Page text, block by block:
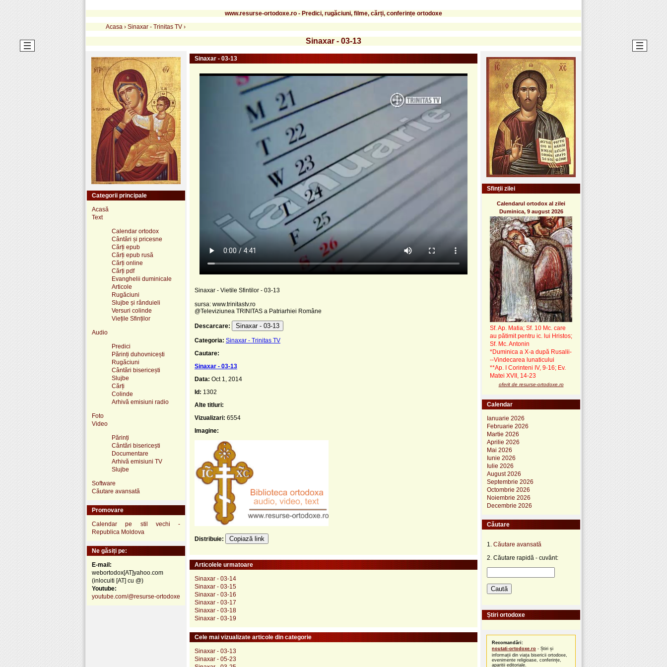
www.resurse-ortodoxe.ro - Predici, rugăciuni, filme, cărți, conferințe ortodoxe
Acasa › Sinaxar - Trinitas TV ›
Sinaxar - 03-13
Sinaxar - 03-13
Sinaxar - Vietile Sfintilor - 03-13
sursa: www.trinitastv.ro
@Televiziunea TRINITAS a Patriarhiei Române
Descarcare: Sinaxar - 03-13
Categoria: Sinaxar - Trinitas TV
Cautare:
Sinaxar - 03-13
Data: Oct 1, 2014
Id: 1302
Alte titluri:
Vizualizari: 6554
Imagine:
Distribuie: Copiază link
Articolele urmatoare
Sinaxar - 03-14
Sinaxar - 03-15
Sinaxar - 03-16
Sinaxar - 03-17
Sinaxar - 03-18
Sinaxar - 03-19
Cele mai vizualizate articole din categorie
Sinaxar - 03-13
Sinaxar - 05-23
Categorii principale
Acasă
Text
Calendar ortodox
Cântări și pricesne
Cărți epub
Cărți epub rusă
Cărți online
Cărți pdf
Evanghelii duminicale
Articole
Rugăciuni
Slujbe și rânduieli
Versuri colinde
Viețile Sfinților
Audio
Predici
Părinți duhovnicești
Rugăciuni
Cântări bisericești
Slujbe
Cărți
Colinde
Arhivă emisiuni radio
Foto
Video
Părinți
Cântări bisericești
Documentare
Arhivă emisiuni TV
Slujbe
Software
Căutare avansată
Promovare
Calendar pe stil vechi -
Republica Moldova
Ne găsiți pe:
E-mail:
webortodox[AT]yahoo.com
(inlocuiti [AT] cu @)
Youtube:
youtube.com/@resurse-ortodoxe
Sfinții zilei
Calendarul ortodox al zilei
Duminica, 9 august 2026
Sf. Ap. Matia; Sf. 10 Mc. care
au pătimit pentru ic. lui Hristos;
Sf. Mc. Antonin
*Duminica a X-a după Rusalii-
--Vindecarea lunaticului
**Ap. I Corinteni IV, 9-16; Ev.
Matei XVII, 14-23
oferit de resurse-ortodoxe.ro
Calendar
Ianuarie 2026
Februarie 2026
Martie 2026
Aprilie 2026
Mai 2026
Iunie 2026
Iulie 2026
August 2026
Septembrie 2026
Octombrie 2026
Noiembrie 2026
Decembrie 2026
Căutare
1. Căutare avansată
2. Căutare rapidă - cuvânt:
Știri ortodoxe
Recomandări:
noutati-ortodoxe.ro - Știri și
informații din viața bisericii ortodoxe,
evenimente religioase, conferințe,
apariții editoriale.